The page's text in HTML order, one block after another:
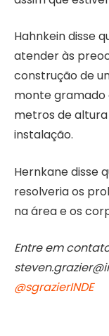
Hahnkein disse
atender às
construção de
monte gramado
metros de
instalação.
Hernkane disse
resolveria os
na área e os
Entre em
@sgrazierINDE